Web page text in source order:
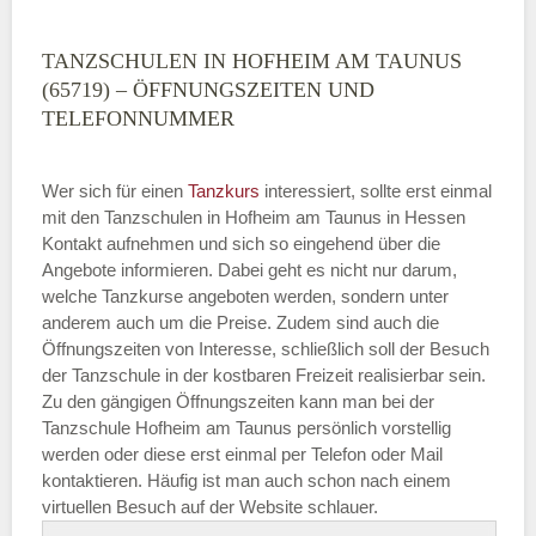
TANZSCHULEN IN HOFHEIM AM TAUNUS
(65719) – ÖFFNUNGSZEITEN UND
TELEFONNUMMER
Wer sich für einen Tanzkurs interessiert, sollte erst einmal
mit den Tanzschulen in Hofheim am Taunus in Hessen
Kontakt aufnehmen und sich so eingehend über die
Angebote informieren. Dabei geht es nicht nur darum,
welche Tanzkurse angeboten werden, sondern unter
anderem auch um die Preise. Zudem sind auch die
Öffnungszeiten von Interesse, schließlich soll der Besuch
der Tanzschule in der kostbaren Freizeit realisierbar sein.
Zu den gängigen Öffnungszeiten kann man bei der
Tanzschule Hofheim am Taunus persönlich vorstellig
werden oder diese erst einmal per Telefon oder Mail
kontaktieren. Häufig ist man auch schon nach einem
virtuellen Besuch auf der Website schlauer.